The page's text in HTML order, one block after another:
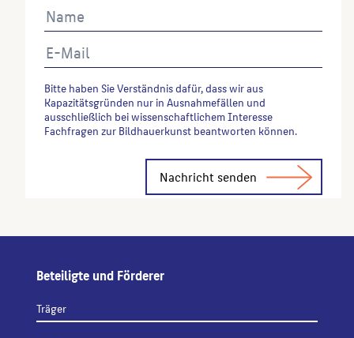
Bitte haben Sie Verständnis dafür, dass wir aus
Kapazitätsgründen nur in Ausnahmefällen und
ausschließlich bei wissenschaftlichem Interesse
Fachfragen zur Bildhauerkunst beantworten können.
Beteiligte und Förderer
Träger